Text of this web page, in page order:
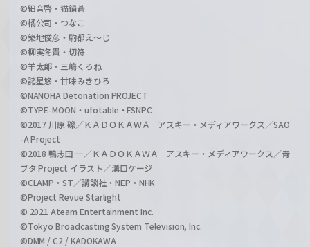
©細音啓・猫鍋蒼
©橘公司・つなこ
©築地俊彦・駒都え～じ
©柳実冬貴・切符
©羊太郎・三嶋くろね
©諸星悠・甘味みきひろ
©NANOHA Detonation PROJECT
©TYPE-MOON・ufotable・FSNPC
©2017 川原 礫／ＫＡＤＯＫＡＷＡ アスキー・メディアワークス／SAO
-A Project
©2018 鴨志田 一／ＫＡＤＯＫＡＷＡ アスキー・メディアワークス／青
ブタ Project イラスト／溝口ケージ
©CLAMP・ST／講談社・NEP・NHK
©Project Revue Starlight
© 2021 Ateam Entertainment Inc.
©Tokyo Broadcasting System Television, Inc.
©DMM / C2 / KADOKAWA